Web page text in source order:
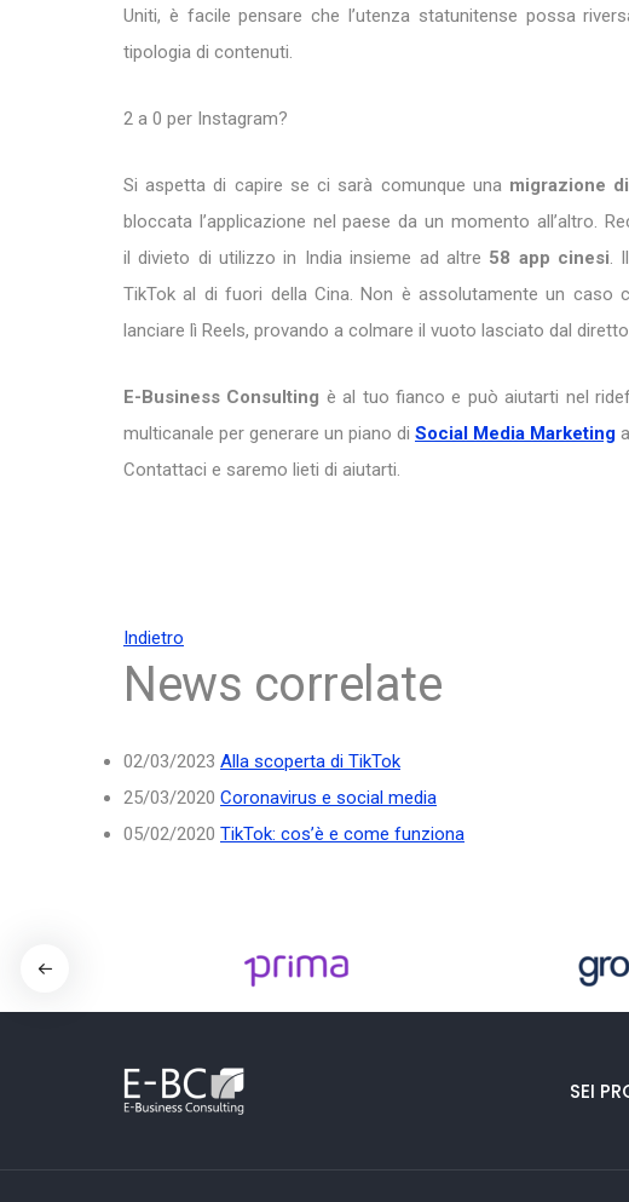
Uniti, è facile pensare che l’utenza statunitense possa
tipologia di contenuti.
2 a 0 per Instagram?
Si aspetta di capire se ci sarà comunque una migrazione
bloccata l’applicazione nel paese da un momento all’altro.
il divieto di utilizzo in India insieme ad altre 58 app cinesi.
TikTok al di fuori della Cina. Non è assolutamente un caso
lanciare lì Reels, provando a colmare il vuoto lasciato dal
E-Business Consulting è al tuo fianco e può aiutarti nel
multicanale per generare un piano di Social Media Marketing
Contattaci e saremo lieti di aiutarti.
Indietro
News correlate
02/03/2023 Alla scoperta di TikTok
25/03/2020 Coronavirus e social media
05/02/2020 TikTok: cos’è e come funziona
SEI